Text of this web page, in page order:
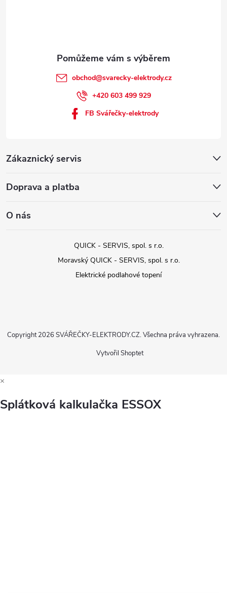
Zákaznický servis
Doprava a platba
O nás
obchod@svarecky-elektrody.cz
+420 603 499 929
FB Svářečky-elektrody
QUICK - SERVIS, spol. s r.o.
Moravský QUICK - SERVIS, spol. s r.o.
Elektrické podlahové topení
Vytvořil Shoptet
Copyright 2026 SVÁŘEČKY-ELEKTRODY.CZ. Všechna práva vyhrazena.
×
Splátková kalkulačka ESSOX